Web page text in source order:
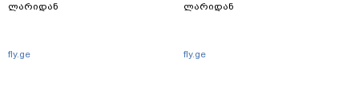
ლარიდან
fly.ge
ლარიდან
fly.ge